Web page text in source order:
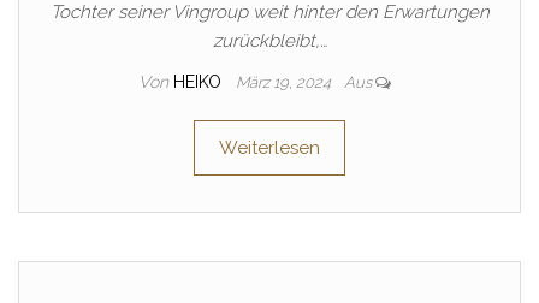
Tochter seiner Vingroup weit hinter den Erwartungen
zurückbleibt,…
Von HEIKO März 19, 2024 Aus
Weiterlesen